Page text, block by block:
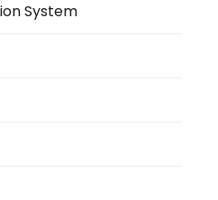
System